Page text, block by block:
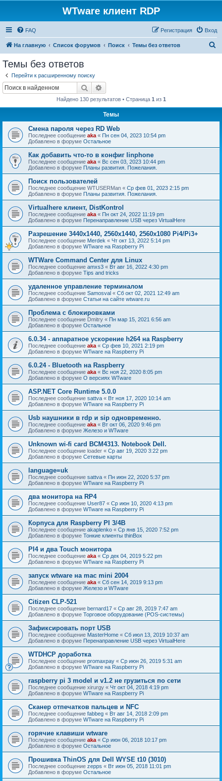
WTware клиент RDP
FAQ Вход
Регистрация
На главную Список форумов Поиск Темы без ответов
Темы без ответов
Перейти к расширенному поиску
Поиск
Найдено 130 результатов • Страница 1 из 1
Темы
Смена пароля через RD Web
Последнее сообщение aka « Пн сен 04, 2023 10:54 pm
Добавлено в форуме Остальное
Как добавить что-то в конфиг linphone
Последнее сообщение aka « Вс сен 03, 2023 10:44 pm
Добавлено в форуме Планы развития. Пожелания.
Поиск пользователей
Последнее сообщение WTUSERMan « Ср фев 01, 2023 2:15 pm
Добавлено в форуме Планы развития. Пожелания.
Virtualhere клиент, DistKontrol
Последнее сообщение aka « Пн окт 24, 2022 11:19 pm
Добавлено в форуме Перенаправление USB через VirtualHere
Разрешение 3440x1440, 2560x1440, 2560x1080 Pi4/Pi3+
Последнее сообщение Merdek « Чт окт 13, 2022 5:14 pm
Добавлено в форуме WTware на Raspberry Pi
WTWare Command Center для Linux
Последнее сообщение amxs3 « Вт авг 16, 2022 4:30 pm
Добавлено в форуме Tips and tricks
удаленное управление терминалом
Последнее сообщение Samosval « Сб окт 02, 2021 12:49 am
Добавлено в форуме Статьи на сайте wtware.ru
Проблема с блокировками
Последнее сообщение Dmitry « Пн мар 15, 2021 6:56 am
Добавлено в форуме Остальное
6.0.34 - аппаратное ускорение h264 на Raspberry
Последнее сообщение aka « Ср фев 10, 2021 2:19 pm
Добавлено в форуме WTware на Raspberry Pi
6.0.24 - Bluetooth на Raspberry
Последнее сообщение aka « Вс ноя 22, 2020 8:05 pm
Добавлено в форуме О версиях WTware
ASP.NET Core Runtime 5.0.0
Последнее сообщение sattva « Вт ноя 17, 2020 10:14 am
Добавлено в форуме WTware на Raspberry Pi
Usb наушники в rdp и sip одновременно.
Последнее сообщение aka « Вт окт 06, 2020 9:46 pm
Добавлено в форуме Железо и WTware
Unknown wi-fi card BCM4313. Notebook Dell.
Последнее сообщение loader « Ср авг 19, 2020 3:22 pm
Добавлено в форуме Сетевые карты
language=uk
Последнее сообщение sattva « Пн июн 22, 2020 5:37 pm
Добавлено в форуме WTware на Raspberry Pi
два монитора на RP4
Последнее сообщение User87 « Ср июн 10, 2020 4:13 pm
Добавлено в форуме WTware на Raspberry Pi
Корпуса для Raspberry PI 3/4B
Последнее сообщение akaplenko « Ср янв 15, 2020 7:52 pm
Добавлено в форуме Тонкие клиенты thinBox
PI4 и два Touch монитора
Последнее сообщение aka « Ср дек 04, 2019 5:22 pm
Добавлено в форуме WTware на Raspberry Pi
запуск wtware на mac mini 2004
Последнее сообщение aka « Сб сен 14, 2019 9:13 pm
Добавлено в форуме Железо и WTware
Citizen CLP-521
Последнее сообщение bernard17 « Ср авг 28, 2019 7:47 am
Добавлено в форуме Торговое оборудование (POS-системы)
Зафиксировать порт USB
Последнее сообщение MasterHome « Сб июл 13, 2019 10:37 am
Добавлено в форуме Перенаправление USB через VirtualHere
WTDHCP доработка
Последнее сообщение promaxpay « Ср июн 26, 2019 5:31 am
Добавлено в форуме WTware на Raspberry Pi
raspberry pi 3 model и v1.2 не грузиться по сети
Последнее сообщение xirurgy « Чт окт 04, 2018 4:19 pm
Добавлено в форуме WTware на Raspberry Pi
Сканер отпечатков пальцев и NFC
Последнее сообщение fabbeg « Вт авг 14, 2018 2:09 pm
Добавлено в форуме WTware на Raspberry Pi
горячие клавиши wtware
Последнее сообщение aka « Ср июн 06, 2018 10:17 pm
Добавлено в форуме Остальное
Прошивка ThinOS для Dell WYSE t10 (3010)
Последнее сообщение zepps « Вт июн 05, 2018 11:01 pm
Добавлено в форуме Остальное